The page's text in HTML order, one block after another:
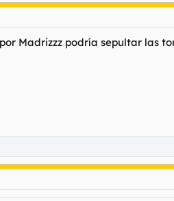
Madrizzz podría sepultar las